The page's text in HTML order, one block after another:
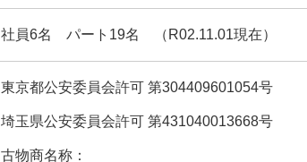
社員6名 パート19名 （R02.11.01現在）
東京都公安委員会許可 第304409601054号
埼玉県公安委員会許可 第431040013668号
古物商名称：